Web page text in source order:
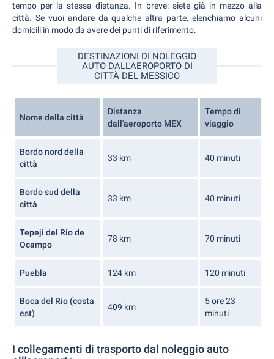
tempo per la stessa distanza. In breve: siete già in mezzo alla
città. Se vuoi andare da qualche altra parte, elenchiamo alcuni
domicili in modo da avere dei punti di riferimento.
DESTINAZIONI DI NOLEGGIO
AUTO DALL'AEROPORTO DI
CITTÀ DEL MESSICO
Nome della città
Distanza
dall'aeroporto MEX
Tempo di
viaggio
Bordo nord della
città
33 km 40 minuti
Bordo sud della
città
33 km 40 minuti
Tepeji del Rio de
Ocampo
78 km 70 minuti
Puebla 124 km 120 minuti
Boca del Rio (costa
est)
409 km
5 ore 23
minuti
I collegamenti di trasporto dal noleggio auto